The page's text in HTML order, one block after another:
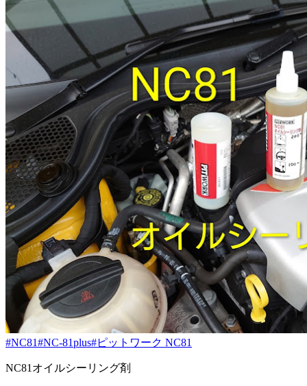
#NC81#NC-81plus#ピットワーク NC81
NC81オイルシーリング剤